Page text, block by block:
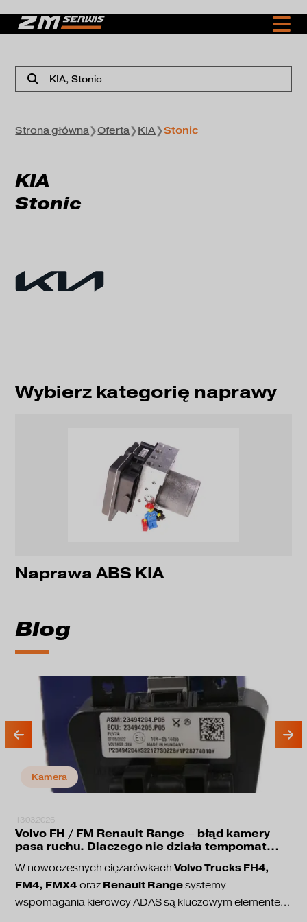
KIA, Stonic
Strona główna❯Oferta❯KIA❯Stonic
KIA
Stonic
Wybierz kategorię naprawy
Naprawa ABS KIA
Blog
Kamera
13.03.2026
Volvo FH / FM Renault Range – błąd kamery
pasa ruchu. Dlaczego nie działa tempomat
W nowoczesnych ciężarówkachVolvo Trucks FH4,
FM4, FMX4 oraz Renault Rangesystemy
wspomagania kierowcy ADAS są kluczowym elementem